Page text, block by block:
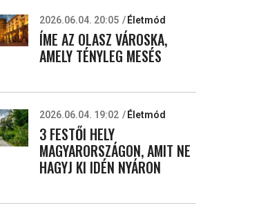
2026.06.04. 20:05 Életmód
ÍME AZ OLASZ VÁROSKA,
AMELY TÉNYLEG MESÉS
2026.06.04. 19:02 Életmód
3 FESTŐI HELY
MAGYARORSZÁGON, AMIT NE
HAGYJ KI IDÉN NYÁRON